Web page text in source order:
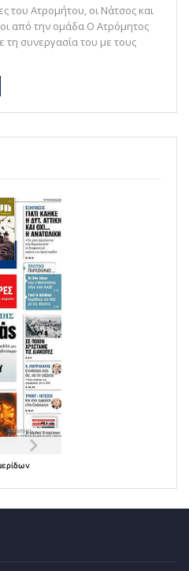
του Ατρομήτου, οι Νάτσος και
από την ομάδα O Ατρόμητος
συνεργασία του με τους